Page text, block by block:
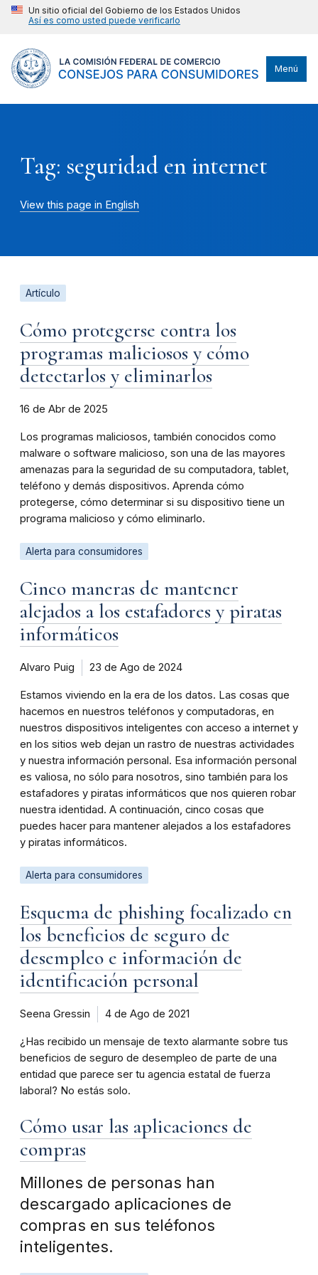
Un sitio oficial del Gobierno de los Estados Unidos
Así es como usted puede verificarlo
Menú
Tag: seguridad en internet
View this page in English
Artículo
Cómo protegerse contra los
programas maliciosos y cómo
detectarlos y eliminarlos
16 de Abr de 2025
Los programas maliciosos, también conocidos como
malware o software malicioso, son una de las mayores
amenazas para la seguridad de su computadora, tablet,
teléfono y demás dispositivos. Aprenda cómo
protegerse, cómo determinar si su dispositivo tiene un
programa malicioso y cómo eliminarlo.
Alerta para consumidores
Cinco maneras de mantener
alejados a los estafadores y piratas
informáticos
Alvaro Puig 23 de Ago de 2024
Estamos viviendo en la era de los datos. Las cosas que
hacemos en nuestros teléfonos y computadoras, en
nuestros dispositivos inteligentes con acceso a internet y
en los sitios web dejan un rastro de nuestras actividades
y nuestra información personal. Esa información personal
es valiosa, no sólo para nosotros, sino también para los
estafadores y piratas informáticos que nos quieren robar
nuestra identidad. A continuación, cinco cosas que
puedes hacer para mantener alejados a los estafadores
y piratas informáticos.
Alerta para consumidores
Esquema de phishing focalizado en
los beneficios de seguro de
desempleo e información de
identificación personal
Seena Gressin 4 de Ago de 2021
¿Has recibido un mensaje de texto alarmante sobre tus
beneficios de seguro de desempleo de parte de una
entidad que parece ser tu agencia estatal de fuerza
laboral? No estás solo.
Cómo usar las aplicaciones de
compras
Millones de personas han
descargado aplicaciones de
compras en sus teléfonos
inteligentes.